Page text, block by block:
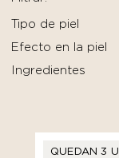
Tipo de piel
Efecto en la piel
Ingredientes
QUEDAN 3